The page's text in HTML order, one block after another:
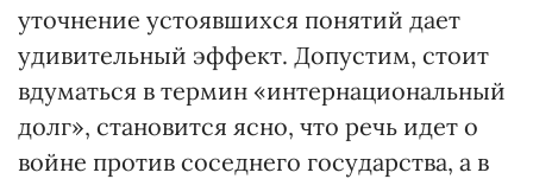
уточнение устоявшихся понятий дает
удивительный эффект. Допустим, стоит
вдуматься в термин «интернациональный
долг», становится ясно, что речь идет о
войне против соседнего государства, а в